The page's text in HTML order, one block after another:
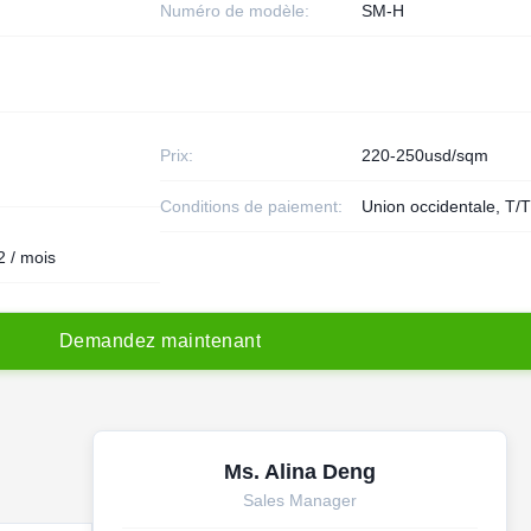
Numéro de modèle: SM-H
Prix: 220-250usd/sqm
Conditions de paiement: Union occidentale, T/T
/ mois
Demandez maintenant
Ms. Alina Deng
Sales Manager